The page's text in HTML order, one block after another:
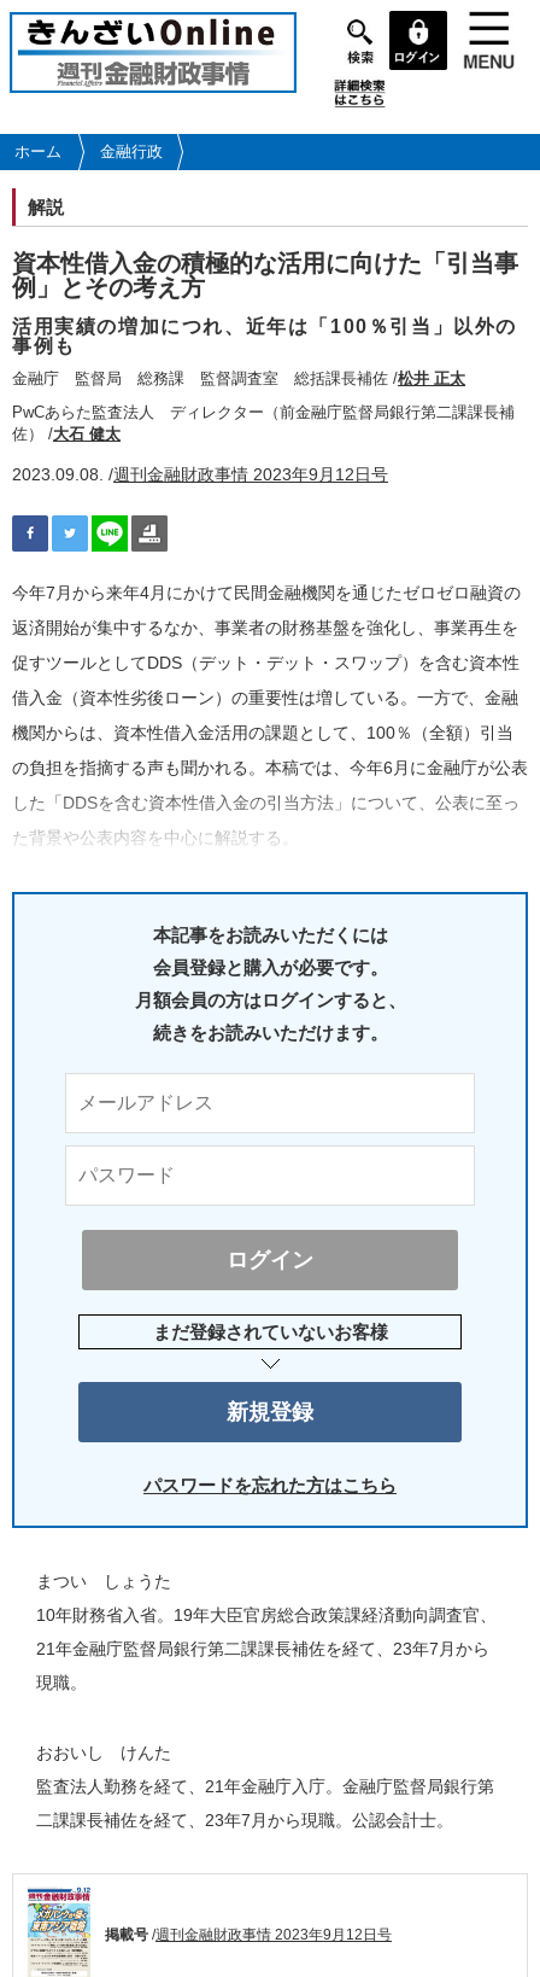
メ
イ
コ
ン
に
移
動
ホーム 金融行政
解説
資本性借入金の積極的な活用に向けた「引当事
例」とその考え方
活用実績の増加につれ、近年は「100％引当」以外の
事例も
金融庁 監督局 総務課 監督調査室 総括課長補佐 /松井 正太
PwCあらた監査法人 ディレクター（前金融庁監督局銀行第二課課長補
佐） /大石 健太
2023.09.08. /週刊金融財政事情 2023年9月12日号
今年7月から来年4月にかけて民間金融機関を通じたゼロゼロ融資の
返済開始が集中するなか、事業者の財務基盤を強化し、事業再生を
促すツールとしてDDS（デット・デット・スワップ）を含む資本性
借入金（資本性劣後ローン）の重要性は増している。一方で、金融
機関からは、資本性借入金活用の課題として、100％（全額）引当
の負担を指摘する声も聞かれる。本稿では、今年6月に金融庁が公表
した「DDSを含む資本性借入金の引当方法」について、公表に至っ
た背景や公表内容を中心に解説する。
本記事をお読みいただくには
会員登録と購入が必要です。
月額会員の方はログインすると、
続きをお読みいただけます。
まだ登録されていないお客様
パスワードを忘れた方はこちら
まつい しょうた
10年財務省入省。19年大臣官房総合政策課経済動向調査官、
21年金融庁監督局銀行第二課課長補佐を経て、23年7月から
現職。
おおいし けんた
監査法人勤務を経て、21年金融庁入庁。金融庁監督局銀行第
二課課長補佐を経て、23年7月から現職。公認会計士。
掲載号 /週刊金融財政事情 2023年9月12日号